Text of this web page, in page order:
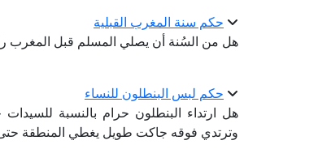
حكم سنة المغرب القبلية
هل من السُنة أن يصلي المسلم قبل المغرب
حكم لبس البنطلون للنساء
هل ارتداء البنطلون حرام بالنسبة
وترتدي فوقه جاكت طويل يغطي المنطقة حتى